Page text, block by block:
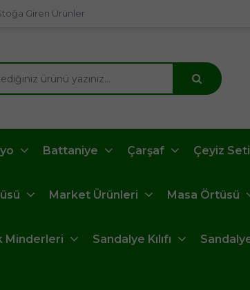
Giren Ürünler
Battaniye Çarşaf Çeyiz Seti
Market Ürünleri Masa Örtüsü
Minderleri Sandalye Kılıfı